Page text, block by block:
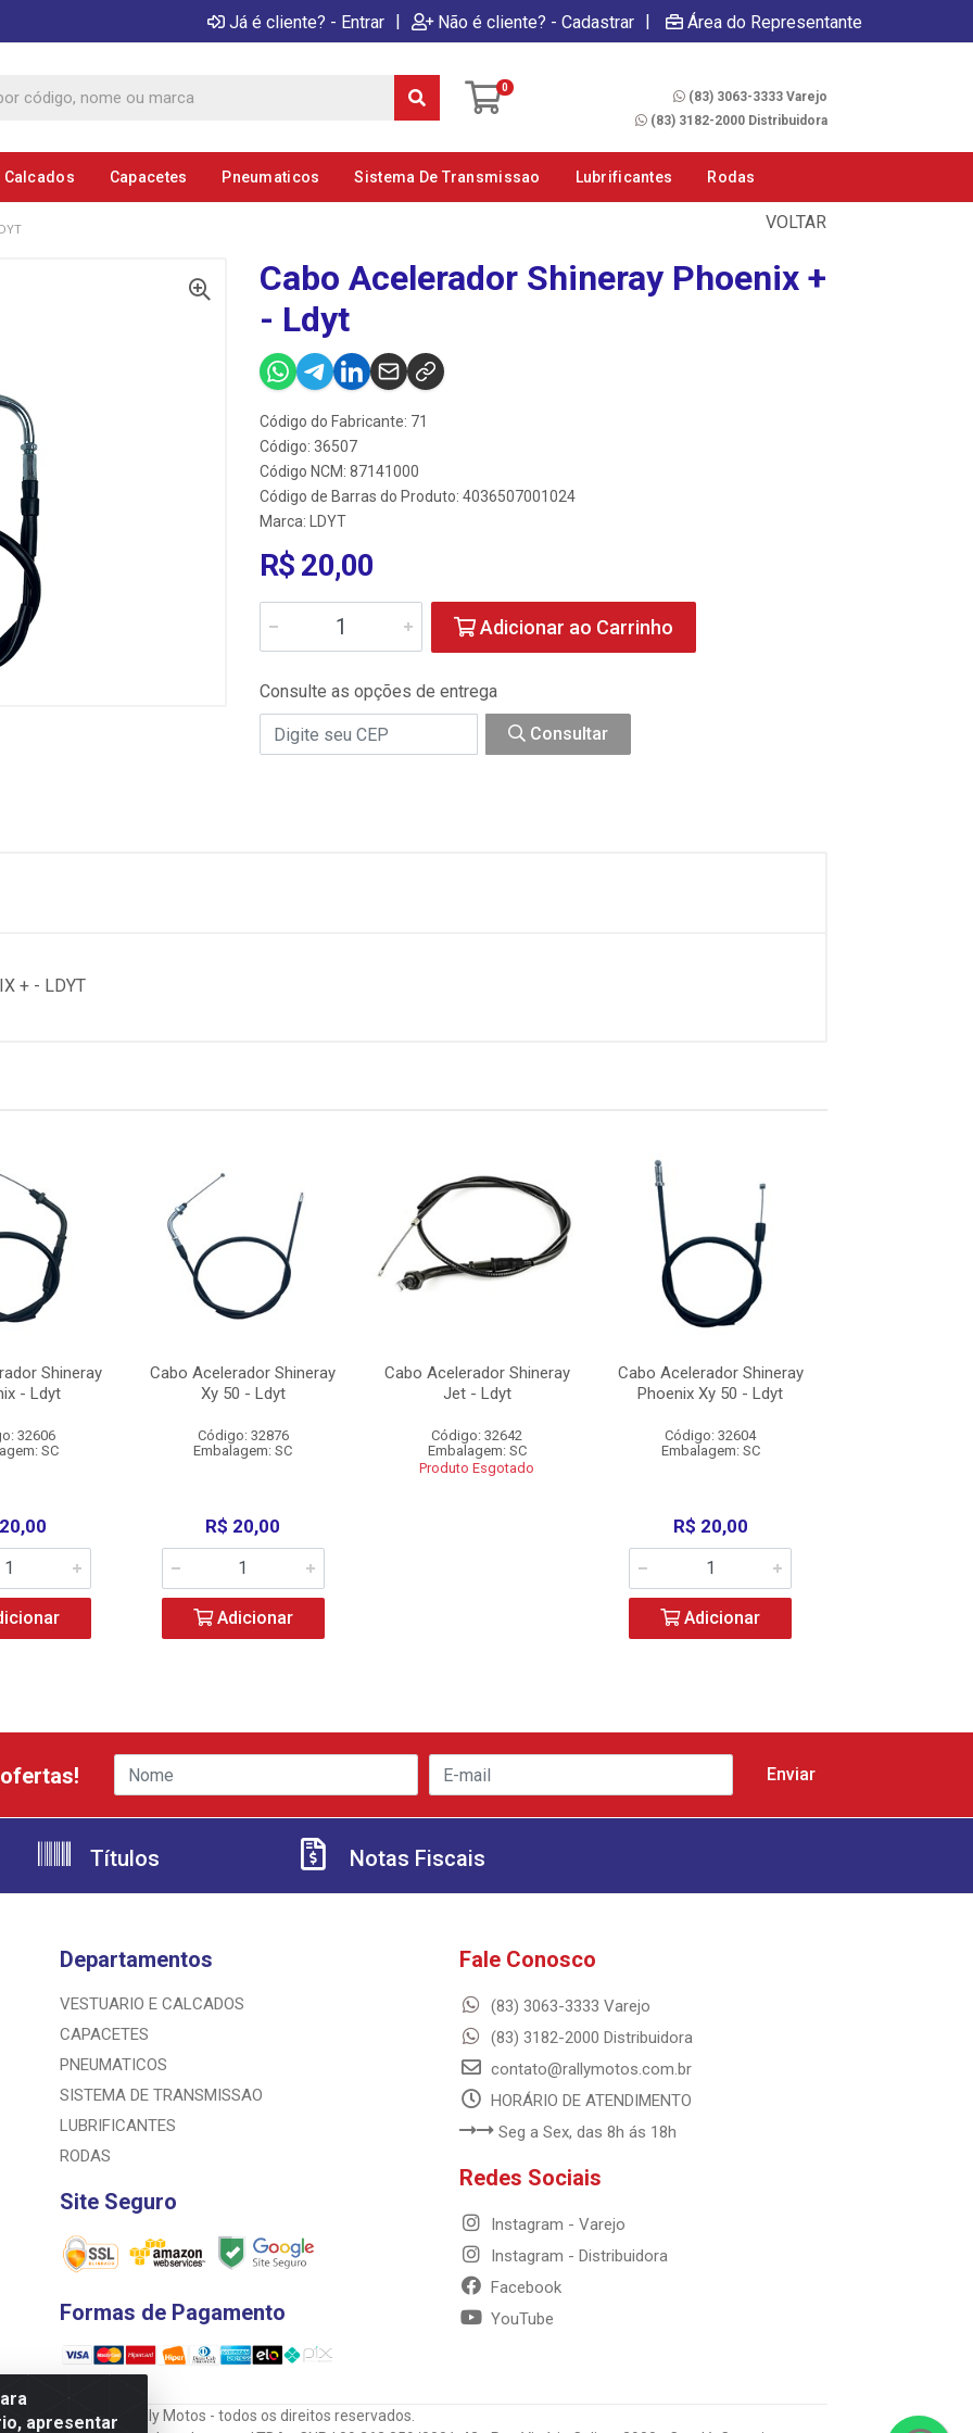
Já é cliente? - Entrar | Não é cliente? - Cadastrar | Área do Representante
0
(83) 3063-3333 Varejo
(83) 3182-2000 Distribuidora
Calcados Capacetes Pneumaticos Sistema De Transmissao Lubrificantes Rodas
VOLTAR
Cabo Acelerador Shineray Phoenix +
- Ldyt
Código do Fabricante: 71
Código: 36507
Código NCM: 87141000
Código de Barras do Produto: 4036507001024
Marca:
LDYT
R$ 20,00
Adicionar ao Carrinho
Consulte as opções de entrega
Consultar
+ - LDYT
Shineray
- Ldyt
32606
SC
Cabo Acelerador Shineray
Xy 50 - Ldyt
Código: 32876
Embalagem: SC
R$ 20,00
Adicionar
Cabo Acelerador Shineray
Jet - Ldyt
Código: 32642
Embalagem: SC
Produto Esgotado
Cabo Acelerador Shineray
Phoenix Xy 50 - Ldyt
Código: 32604
Embalagem: SC
R$ 20,00
Adicionar
apresentar
Títulos Notas Fiscais
Departamentos
VESTUARIO E CALCADOS
CAPACETES
PNEUMATICOS
SISTEMA DE TRANSMISSAO
LUBRIFICANTES
RODAS
Site Seguro
Formas de Pagamento
Fale Conosco
(83) 3063-3333 Varejo
(83) 3182-2000 Distribuidora
contato@rallymotos.com.br
HORÁRIO DE ATENDIMENTO
Seg a Sex, das 8h ás 18h
Redes Sociais
Instagram - Varejo
Instagram - Distribuidora
Facebook
YouTube
© 2023 Rally Motos - todos os direitos reservados.